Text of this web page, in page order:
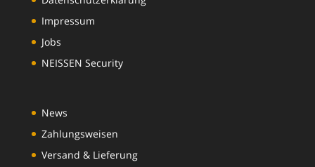
Impressum
Jobs
NEISSEN Security
News
Zahlungsweisen
Versand & Lieferung